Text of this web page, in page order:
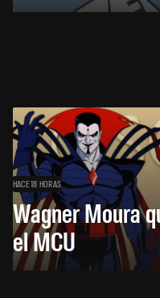
HACE 18 HORAS
Wagner Moura
el MCU